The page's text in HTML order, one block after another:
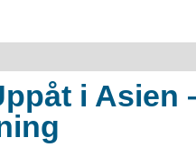
i Asien